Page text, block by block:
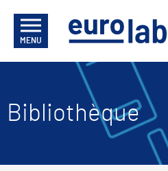
MENU
Bibliothèque